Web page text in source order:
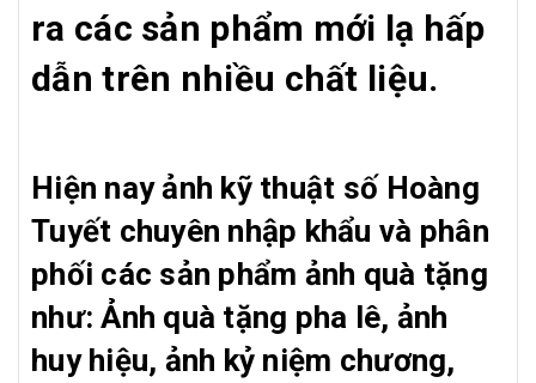
ra các sản phẩm mới lạ hấp
dẫn trên nhiều chất liệu.
Hiện nay ảnh kỹ thuật số Hoàng
Tuyết chuyên nhập khẩu và phân
phối các sản phẩm ảnh quà tặng
như: Ảnh quà tặng pha lê, ảnh
huy hiệu, ảnh kỷ niệm chương,